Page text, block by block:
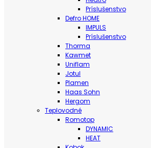
Príslušenstvo
Defro HOME
IMPULS
Príslušenstvo
Thorma
Kawmet
Uniflam
Jotul
Plamen
Haas Sohn
Hergom
Teplovodné
Romotop
DYNAMIC
HEAT